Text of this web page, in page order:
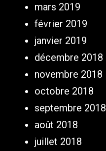
mars 2019
février 2019
janvier 2019
décembre 2018
novembre 2018
octobre 2018
septembre 2018
août 2018
juillet 2018